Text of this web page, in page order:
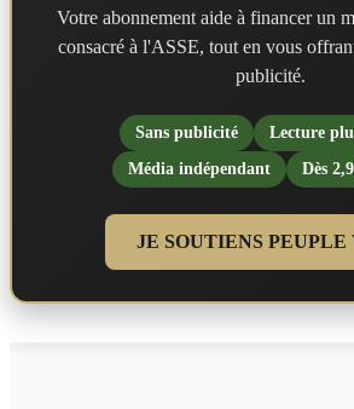
Votre abonnement aide à financer un
consacré à l'ASSE, tout en vous
publicité.
Sans publicité
Lecture
Média indépendant
Dès
JE SOUTIENS PEUPLE